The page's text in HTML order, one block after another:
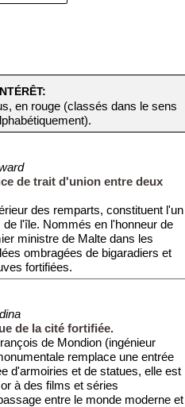
en rouge (classés dans le sens
de trait d'union entre deux
des remparts, constituent l'un
l'île. Nommés en l'honneur de
ministre de Malte dans les
ombragées de bigaradiers et
fortifiées.
de la cité fortifiée.
de Mondion (ingénieur
remplace une entrée
d'armoiries et de statues, elle est
à des films et séries
entre le monde moderne et